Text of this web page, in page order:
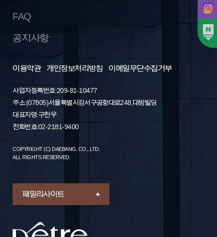
FAQ
공지사항
이용약관 개인정보처리방침 이메일무단수집거부
사업자등록번호: 209-81-10477
주소 : (07805) 서울특별시 강서구 공항대로 248, 대방빌딩
대표자명 : 구찬우
전화번호 : 02-2181-9400
COPYRIGHT (C) DAEBANG. CO., LTD.
ALL RIGHTS RESERVED.
패밀리 사이트